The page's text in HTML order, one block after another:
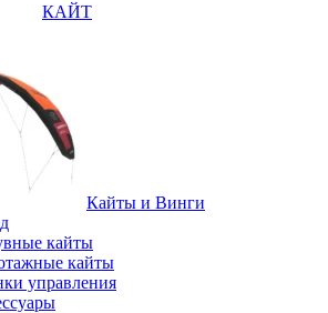
КАЙТ
Кайты и Винги
кайты
кайты
управления